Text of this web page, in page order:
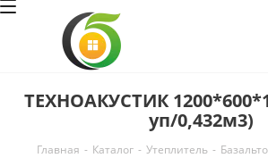
ТЕХНОАКУСТИК
уп/0,432м3)
Главная - Каталог - Утеплитель -